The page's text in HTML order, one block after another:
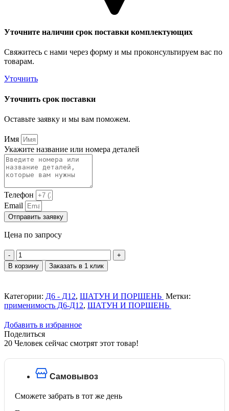
Уточните наличии срок поставки комплектующих
Свяжитесь с нами через форму и мы проконсультируем вас по
товарам.
Уточнить
Уточнить срок поставки
Оставьте заявку и мы вам поможем.
Имя
Укажите название или номера деталей
Телефон
Email
Отправить заявку
Цена по запросу
Количество
товара
Втулка
шатуна
504-
(304-
13-
3)
В корзину Заказать в 1 клик
Категории: Д6 - Д12, ШАТУН И ПОРШЕНЬ Метки:
применимость Д6-Д12, ШАТУН И ПОРШЕНЬ
Добавить в избранное
Поделиться
20 Человек сейчас смотрят этот товар!
Самовывоз
Сможете забрать в тот же день